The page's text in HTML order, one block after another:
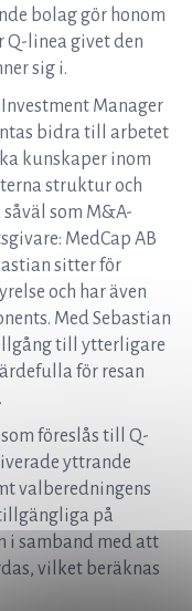
bolag gör honom
linea givet den
sig i.
Manager
bidra till arbetet
kunskaper inom
struktur och
som M&A-
MedCap AB
sitter för
och har även
Med Sebastian
till ytterligare
för resan
föreslås till Q-
yttrande
valberedningens
på
i samband med att
vilket beräknas